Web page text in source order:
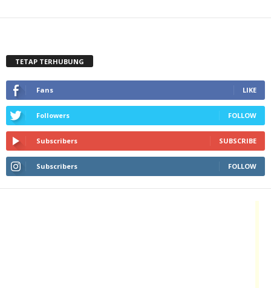
TETAP TERHUBUNG
Fans LIKE
Followers FOLLOW
Subscribers SUBSCRIBE
Subscribers FOLLOW